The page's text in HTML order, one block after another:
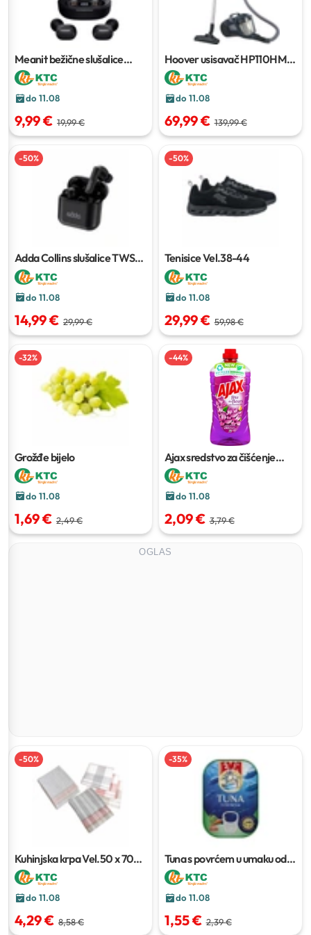
Meanit bežične slušalice
TWS B60
do 11.08
9,99 € 19,99 €
Hoover usisavač HP110HM
011 700 W
do 11.08
69,99 € 139,99 €
-50%
Adda Collins slušalice TWS-
009-WH
do 11.08
14,99 € 29,99 €
-50%
TenisiceVel.38-44
do 11.08
29,99 € 59,98 €
-32%
Grožđe bijelo
do 11.08
1,69 € 2,49 €
-44%
Ajax sredstvo za čišćenje
univerzalno
do 11.08
2,09 € 3,79 €
OGLAS
-50%
Kuhinjska krpaVel.50 x 70
cm, 3 kom/pak
do 11.08
4,29 € 8,58 €
-35%
Tuna s povrćem u umaku od
rajčice100 g
do 11.08
1,55 € 2,39 €